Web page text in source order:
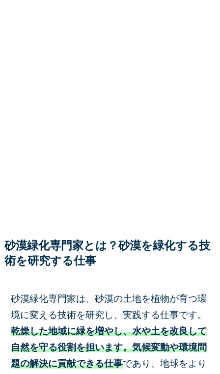
砂漠緑化専門家とは？砂漠を緑化する技
術を研究する仕事
砂漠緑化専門家は、砂漠の土地を植物が育つ環
境に変える技術を研究し、実践する仕事です。
乾燥した地域に緑を増やし、水や土を改良して
自然を守る役割を担います。気候変動や環境問
題の解決に貢献できる仕事であり、地球をより